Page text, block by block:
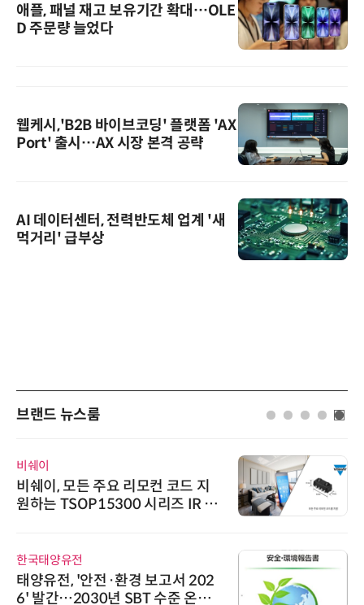
애플, 패널 재고 보유기간 확대…OLE
D 주문량 늘었다
웹케시,'B2B 바이브코딩' 플랫폼 'AX
Port' 출시…AX 시장 본격 공략
AI 데이터센터, 전력반도체 업계 '새
먹거리' 급부상
브랜드 뉴스룸
비쉐이
비쉐이, 모든 주요 리모컨 코드 지
원하는 TSOP15300 시리즈 IR 수
한국태양유전
태양유전, '안전·환경 보고서 202
6' 발간…2030년 SBT 수준 온실